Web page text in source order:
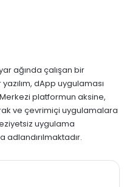
ağında çalışan bir
dApp uygulaması
platformun aksine,
ve çevrimiçi uygulamalara
uygulama
adlandırılmaktadır.